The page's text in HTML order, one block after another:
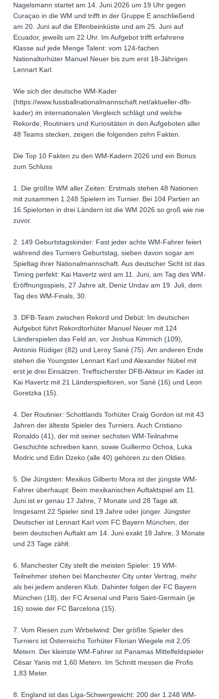
Nagelsmann startet am 14. Juni 2026 um 19 Uhr gegen
Curaçao in die WM und trifft in der Gruppe E anschließend
am 20. Juni auf die Elfenbeinküste und am 25. Juni auf
Ecuador, jeweils um 22 Uhr. Im Aufgebot trifft erfahrene
Klasse auf jede Menge Talent: vom 124-fachen
Nationaltorhüter Manuel Neuer bis zum erst 18-Jährigen
Lennart Karl.
Wie sich der deutsche WM-Kader
(https://www.fussballnationalmannschaft.net/aktueller-dfb-
kader) im internationalen Vergleich schlägt und welche
Rekorde, Routiniers und Kuriositäten in den Aufgeboten aller
48 Teams stecken, zeigen die folgenden zehn Fakten.
Die Top 10 Fakten zu den WM-Kadern 2026 und ein Bonus
zum Schluss
1. Die größte WM aller Zeiten: Erstmals stehen 48 Nationen
mit zusammen 1.248 Spielern im Turnier. Bei 104 Partien an
16 Spielorten in drei Ländern ist die WM 2026 so groß wie nie
zuvor.
2. 149 Geburtstagskinder: Fast jeder achte WM-Fahrer feiert
während des Turniers Geburtstag, sieben davon sogar am
Spieltag ihrer Nationalmannschaft. Aus deutscher Sicht ist das
Timing perfekt: Kai Havertz wird am 11. Juni, am Tag des WM-
Eröffnungsspiels, 27 Jahre alt, Deniz Undav am 19. Juli, dem
Tag des WM-Finals, 30.
3. DFB-Team zwischen Rekord und Debüt: Im deutschen
Aufgebot führt Rekordtorhüter Manuel Neuer mit 124
Länderspielen das Feld an, vor Joshua Kimmich (109),
Antonio Rüdiger (82) und Leroy Sané (75). Am anderen Ende
stehen die Youngster Lennart Karl und Alexander Nübel mit
erst je drei Einsätzen. Treffsicherster DFB-Akteur im Kader ist
Kai Havertz mit 21 Länderspieltoren, vor Sané (16) und Leon
Goretzka (15).
4. Der Routinier: Schottlands Torhüter Craig Gordon ist mit 43
Jahren der älteste Spieler des Turniers. Auch Cristiano
Ronaldo (41), der mit seiner sechsten WM-Teilnahme
Geschichte schreiben kann, sowie Guillermo Ochoa, Luka
Modric und Edin Dzeko (alle 40) gehören zu den Oldies.
5. Die Jüngsten: Mexikos Gilberto Mora ist der jüngste WM-
Fahrer überhaupt: Beim mexikanischen Auftaktspiel am 11.
Juni ist er genau 17 Jahre, 7 Monate und 28 Tage alt.
Insgesamt 22 Spieler sind 19 Jahre oder jünger. Jüngster
Deutscher ist Lennart Karl vom FC Bayern München, der
beim deutschen Auftakt am 14. Juni exakt 18 Jahre, 3 Monate
und 23 Tage zählt.
6. Manchester City stellt die meisten Spieler: 19 WM-
Teilnehmer stehen bei Manchester City unter Vertrag, mehr
als bei jedem anderen Klub. Dahinter folgen der FC Bayern
München (18), der FC Arsenal und Paris Saint-Germain (je
16) sowie der FC Barcelona (15).
7. Vom Riesen zum Wirbelwind: Der größte Spieler des
Turniers ist Österreichs Torhüter Florian Wiegele mit 2,05
Metern. Der kleinste WM-Fahrer ist Panamas Mittelfeldspieler
César Yanis mit 1,60 Metern. Im Schnitt messen die Profis
1,83 Meter.
8. England ist das Liga-Schwergewicht: 200 der 1.248 WM-